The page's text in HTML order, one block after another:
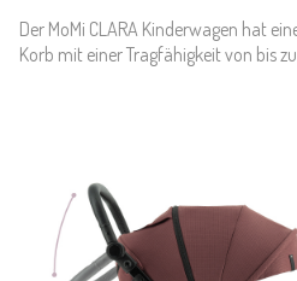
Der MoMi CLARA Kinderwagen hat
Korb mit einer Tragfähigkeit von bis